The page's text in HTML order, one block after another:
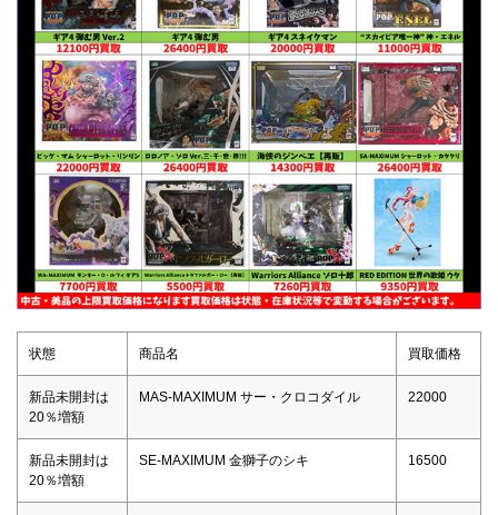
状態 商品名 買取価格
新品未開封は
20％増額
MAS-MAXIMUM サー・クロコダイル 22000
新品未開封は
20％増額
SE-MAXIMUM 金獅子のシキ 16500